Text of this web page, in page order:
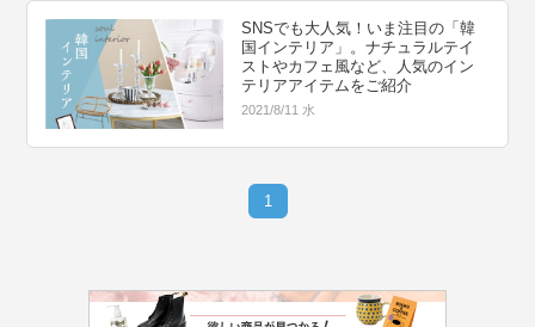
SNSでも大人気！いま注目の「韓
国インテリア」。ナチュラルテイ
ストやカフェ風など、人気のイン
テリアアイテムをご紹介
2021/8/11 水
1